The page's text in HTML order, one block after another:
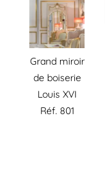
Grand miroir
de boiserie
Louis XVI
Réf. 801